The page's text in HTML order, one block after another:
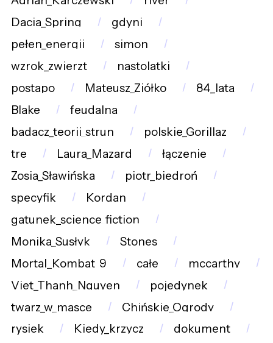
Dacia_Spring
gdyni
pełen_energii
simon
wzrok_zwierzt
nastolatki
postapo
Mateusz_Ziółko
84_lata
Blake
feudalna
badacz_teorii_strun
polskie_Gorillaz
tre
Laura_Mazard
łączenie
Zosia_Sławińska
piotr_biedroń
specyfik
Kordan
gatunek_science_fiction
Monika_Susłyk
Stones
Mortal_Kombat_9
całe
mccarthy
Viet_Thanh_Nguyen
pojedynek
twarz_w_masce
Chińskie_Ogrody
rysiek
Kiedy_krzycz
dokument